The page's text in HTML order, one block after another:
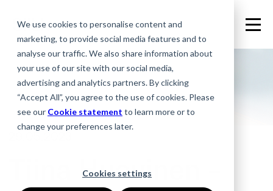
We use cookies to personalise content and
marketing, to provide social media features and to
analyse our traffic. We also share information about
your use of our site with our social media,
advertising and analytics partners. By clicking
“Accept All”, you agree to the use of cookies. Please
see our Cookie statement to learn more or to
change your preferences later.
Cookies settings
Tiina Huovinen –